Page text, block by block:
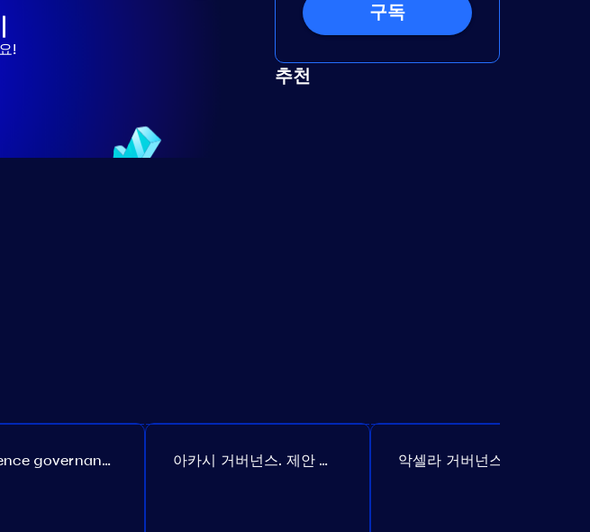
!
구독
추천
Persistence governance. Proposal №150 아카시 거버넌스. 제안 №307